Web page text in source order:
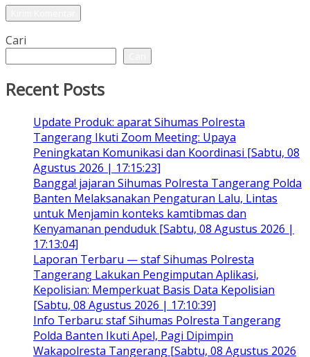
Cari
Recent Posts
Update Produk: aparat Sihumas Polresta
Tangerang Ikuti Zoom Meeting: Upaya
Peningkatan Komunikasi dan Koordinasi [Sabtu, 08
Agustus 2026 | 17:15:23]
Bangga! jajaran Sihumas Polresta Tangerang Polda
Banten Melaksanakan Pengaturan Lalu, Lintas
untuk Menjamin konteks kamtibmas dan
Kenyamanan penduduk [Sabtu, 08 Agustus 2026 |
17:13:04]
Laporan Terbaru — staf Sihumas Polresta
Tangerang Lakukan Pengimputan Aplikasi,
Kepolisian: Memperkuat Basis Data Kepolisian
[Sabtu, 08 Agustus 2026 | 17:10:39]
Info Terbaru: staf Sihumas Polresta Tangerang
Polda Banten Ikuti Apel, Pagi Dipimpin
Wakapolresta Tangerang [Sabtu, 08 Agustus 2026